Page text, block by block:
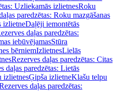
Uzliekamās izlietnesRoku
paredzētas: Roku mazgāšanas
izlietneDaļēji iemontētās
daļas paredzētas:
iebūvējamasStūra
bērniemIzlietnesLielās
Rezerves daļas paredzētas: Citas
daļas paredzētas: Lietās
izlietnesĢipša izlietneKlašu telpu
daļas paredzētas: